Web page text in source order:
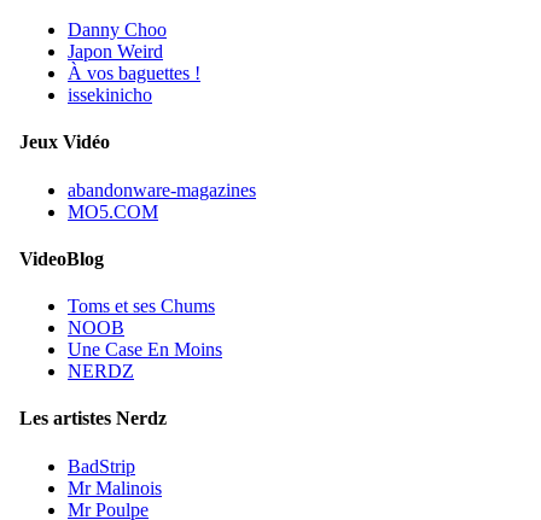
Danny Choo
Japon Weird
À vos baguettes !
issekinicho
Jeux Vidéo
abandonware-magazines
MO5.COM
VideoBlog
Toms et ses Chums
NOOB
Une Case En Moins
NERDZ
Les artistes Nerdz
BadStrip
Mr Malinois
Mr Poulpe